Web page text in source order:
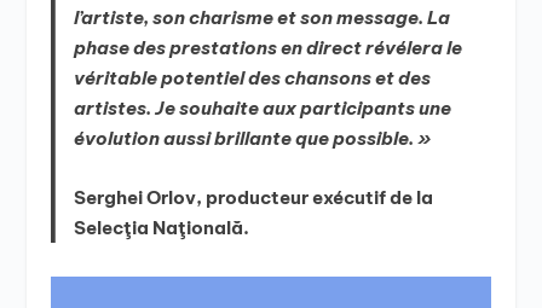
l’artiste, son charisme et son message. La
phase des prestations en direct révélera le
véritable potentiel des chansons et des
artistes. Je souhaite aux participants une
évolution aussi brillante que possible. »
Serghei Orlov, producteur exécutif de la
Selecţia Naţională.